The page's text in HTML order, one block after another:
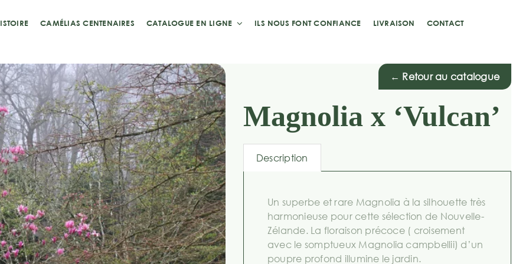
CAMÉLIAS CENTENAIRES CATALOGUE EN LIGNE ILS NOUS FONT CONFIANCE LIVRAISON CONTACT
← Retour au catalogue
Magnolia x ‘Vulcan’
Description
Un superbe et rare Magnolia à la silhouette très
harmonieuse pour cette sélection de Nouvelle-
Zélande. La floraison précoce ( croisement
avec le somptueux Magnolia campbellii) d’un
poupre profond illumine le jardin.